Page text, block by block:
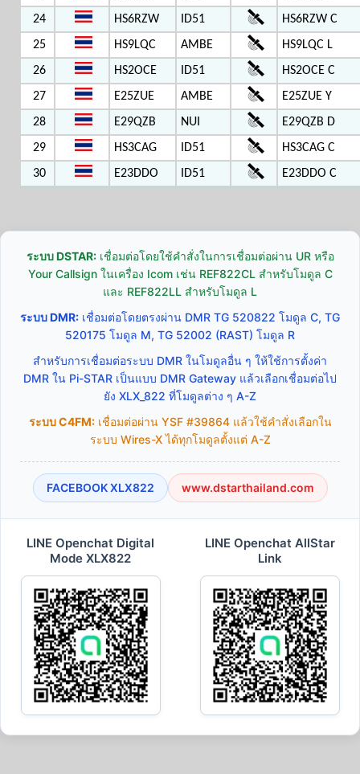
24
HS6RZW ID51
HS6RZW C
25
HS9LQC AMBE
HS9LQC L
26
HS2OCE ID51
HS2OCE C
27
E25ZUE AMBE
E25ZUE Y
28
E29QZB NUI
E29QZB D
29
HS3CAG ID51
HS3CAG C
30
E23DDO ID51 E23DDO C
ระบบ DSTAR:เชื่อมต่อโดยใช้คำสั่งในการเชื่อมต่อผ่าน UR หรือ
Your Callsign ในเครื่อง Icom เช่น REF822CL สำหรับโมดูล C
และ REF822LL สำหรับโมดูล L
ระบบ DMR: เชื่อมต่อโดยตรงผ่าน DMR TG 520822 โมดูล C, TG
520175 โมดูล M, TG 52002 (RAST) โมดูล R
สำหรับการเชื่อมต่อระบบ DMR ในโมดูลอื่น ๆ ให้ใช้การตั้งค่า
DMR ใน Pi-STAR เป็นแบบ DMR Gateway แล้วเลือกเชื่อมต่อไป
ยัง XLX_822 ที่โมดูลต่าง ๆ A-Z
ระบบ C4FM:เชื่อมต่อผ่าน YSF #39864 แล้วใช้คำสั่งเลือกใน
ระบบ Wires-X ได้ทุกโมดูลตั้งแต่ A-Z
FACEBOOK XLX822 www.dstarthailand.com
LINE Openchat Digital
Mode XLX822
LINE Openchat AllStar
Link